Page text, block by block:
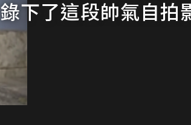
錄下了這段帥氣自拍